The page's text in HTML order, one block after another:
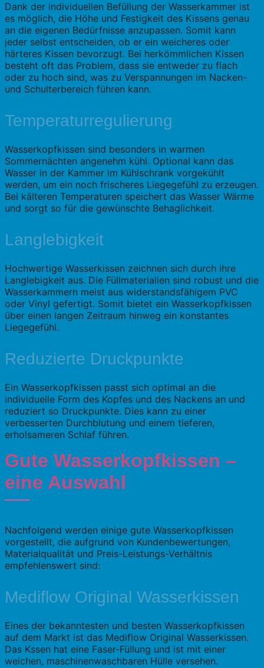
Dank der individuellen Befüllung der Wasserkammer ist
es möglich, die Höhe und Festigkeit des Kissens genau
an die eigenen Bedürfnisse anzupassen. Somit kann
jeder selbst entscheiden, ob er ein weicheres oder
härteres Kissen bevorzugt. Bei herkömmlichen Kissen
besteht oft das Problem, dass sie entweder zu flach
oder zu hoch sind, was zu Verspannungen im Nacken-
und Schulterbereich führen kann.
Temperaturregulierung
Wasserkopfkissen sind besonders in warmen
Sommernächten angenehm kühl. Optional kann das
Wasser in der Kammer im Kühlschrank vorgekühlt
werden, um ein noch frischeres Liegegefühl zu erzeugen.
Bei kälteren Temperaturen speichert das Wasser Wärme
und sorgt so für die gewünschte Behaglichkeit.
Langlebigkeit
Hochwertige Wasserkissen zeichnen sich durch ihre
Langlebigkeit aus. Die Füllmaterialien sind robust und die
Wasserkammern meist aus widerstandsfähigem PVC
oder Vinyl gefertigt. Somit bietet ein Wasserkopfkissen
über einen langen Zeitraum hinweg ein konstantes
Liegegefühl.
Reduzierte Druckpunkte
Ein Wasserkopfkissen passt sich optimal an die
individuelle Form des Kopfes und des Nackens an und
reduziert so Druckpunkte. Dies kann zu einer
verbesserten Durchblutung und einem tieferen,
erholsameren Schlaf führen.
Gute Wasserkopfkissen –
eine Auswahl
Nachfolgend werden einige gute Wasserkopfkissen
vorgestellt, die aufgrund von Kundenbewertungen,
Materialqualität und Preis-Leistungs-Verhältnis
empfehlenswert sind:
Mediflow Original Wasserkissen
Eines der bekanntesten und besten Wasserkopfkissen
auf dem Markt ist das Mediflow Original Wasserkissen.
Das Kssen hat eine Faser-Füllung und ist mit einer
weichen, maschinenwaschbaren Hülle versehen.